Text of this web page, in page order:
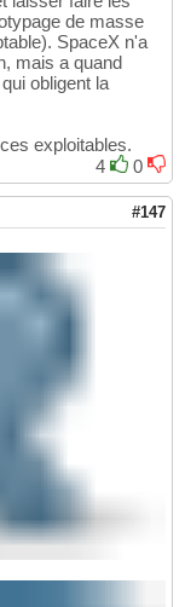
de masse
SpaceX n'a
mais a quand
obligent la
exploitables.
4
0
#147